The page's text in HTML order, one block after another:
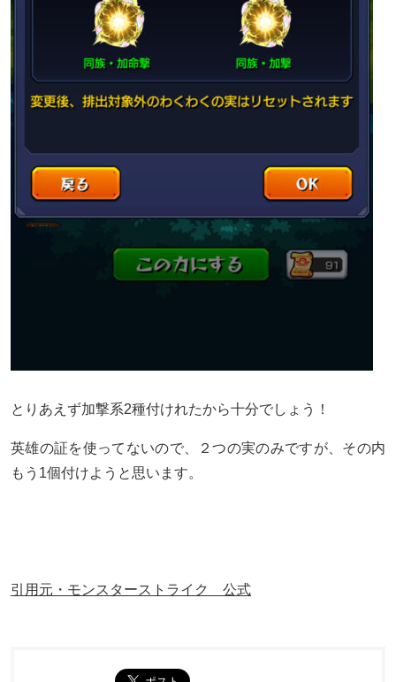
とりあえず加撃系2種付けれたから十分でしょう！
英雄の証を使ってないので、２つの実のみですが、その内
もう1個付けようと思います。
引用元・モンスターストライク 公式